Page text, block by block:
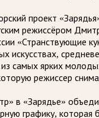
проект
режиссёром
«Странствующие
искусствах,
самых ярких
режиссер
в «Зарядье»
графику, которая